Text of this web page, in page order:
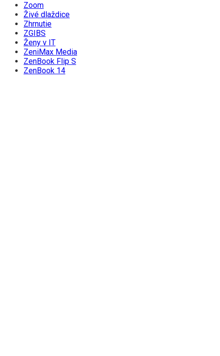
Zoom
Živé dlaždice
Zhrnutie
ZGIBS
Ženy v IT
ZeniMax Media
ZenBook Flip S
ZenBook 14